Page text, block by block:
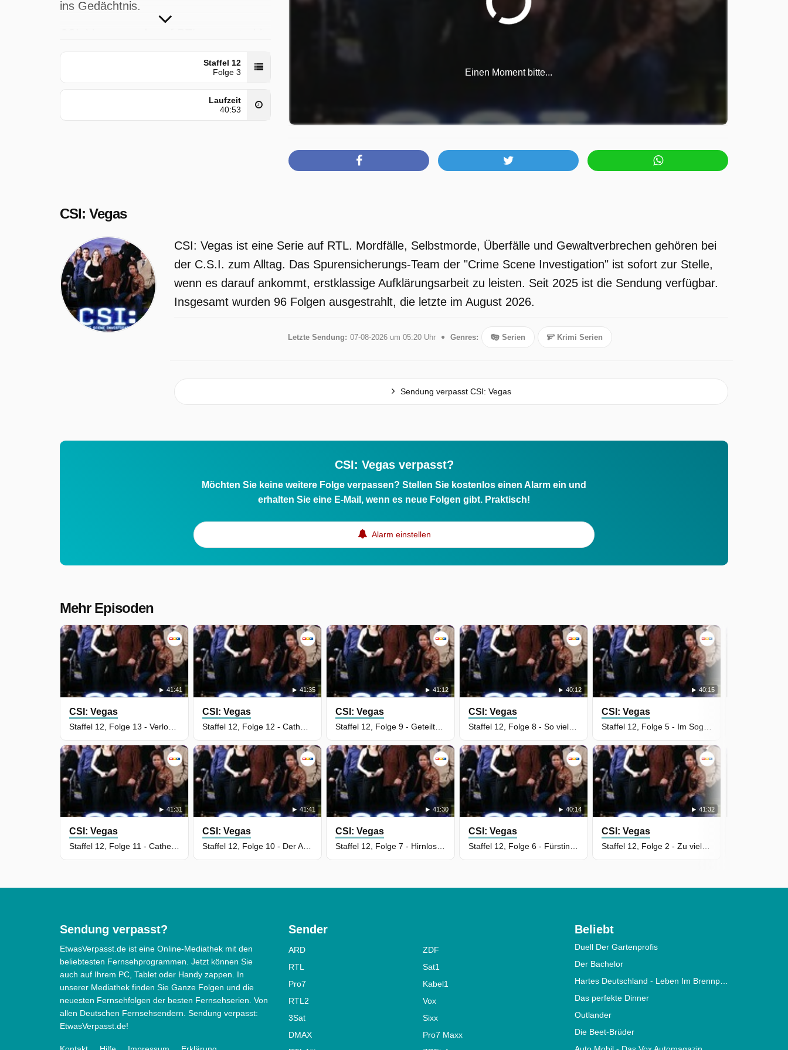
ins Gedächtnis.
am Freitag 10 Juli 2026, 05:20
Uhr. Diese Folge wurde zuerst am
Dienstag 25 November 2025 gepostet.
Staffel 12
Folge 3
Laufzeit
40:53
Einen Moment bitte...
CSI: Vegas
CSI: Vegas ist eine Serie auf RTL. Mordfälle, Selbstmorde, Überfälle und Gewaltverbrechen gehören bei
der C.S.I. zum Alltag. Das Spurensicherungs-Team der "Crime Scene Investigation" ist sofort zur Stelle,
wenn es darauf ankommt, erstklassige Aufklärungsarbeit zu leisten. Seit 2025 ist die Sendung verfügbar.
Insgesamt wurden 96 Folgen ausgestrahlt, die letzte im August 2026.
Letzte Sendung: 07-08-2026 um 05:20 Uhr Genres: Serien Krimi Serien
Sendung verpasst CSI: Vegas
CSI: Vegas verpasst?
Möchten Sie keine weitere Folge verpassen? Stellen Sie kostenlos einen Alarm ein und
erhalten Sie eine E-Mail, wenn es neue Folgen gibt. Praktisch!
Alarm einstellen
Mehr Episoden
41:41
CSI: Vegas
41:35
CSI: Vegas
41:31
CSI: Vegas
41:41
CSI: Vegas
41:12
CSI: Vegas
40:12
CSI: Vegas
41:30
CSI: Vegas
40:14
CSI: Vegas
40:15
CSI: Vegas
41:32
CSI: Vegas
Sendung verpasst?
EtwasVerpasst.de ist eine Online-Mediathek mit den
beliebtesten Fernsehprogrammen. Jetzt können Sie
auch auf Ihrem PC, Tablet oder Handy zappen. In
unserer Mediathek finden Sie Ganze Folgen und die
neuesten Fernsehfolgen der besten Fernsehserien. Von
allen Deutschen Fernsehsendern. Sendung verpasst:
EtwasVerpasst.de!
Sender
ARD
ZDF
RTL
Sat1
Pro7
Kabel1
RTL2
Vox
3Sat
Sixx
DMAX
Pro7 Maxx
Beliebt
Duell Der Gartenprofis
Der Bachelor
Hartes Deutschland - Leben Im Brennpunkt
Das perfekte Dinner
Outlander
Die Beet-Brüder